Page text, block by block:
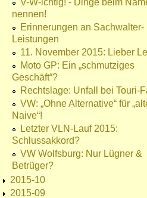
V-W-ichtig! - Dinge beim
nennen!
Erinnerungen an Sachwalter-
Leistungen
11. November 2015: Lieber
Moto GP: Ein „schmutziges
Geschäft“?
Rechtslage: Unfall bei Touri-
VW: „Ohne Alternative“ für
Naive“!
Letzter VLN-Lauf 2015:
Schlussakkord?
VW Wolfsburg: Nur Lügner &
Betrüger?
2015-10
2015-09